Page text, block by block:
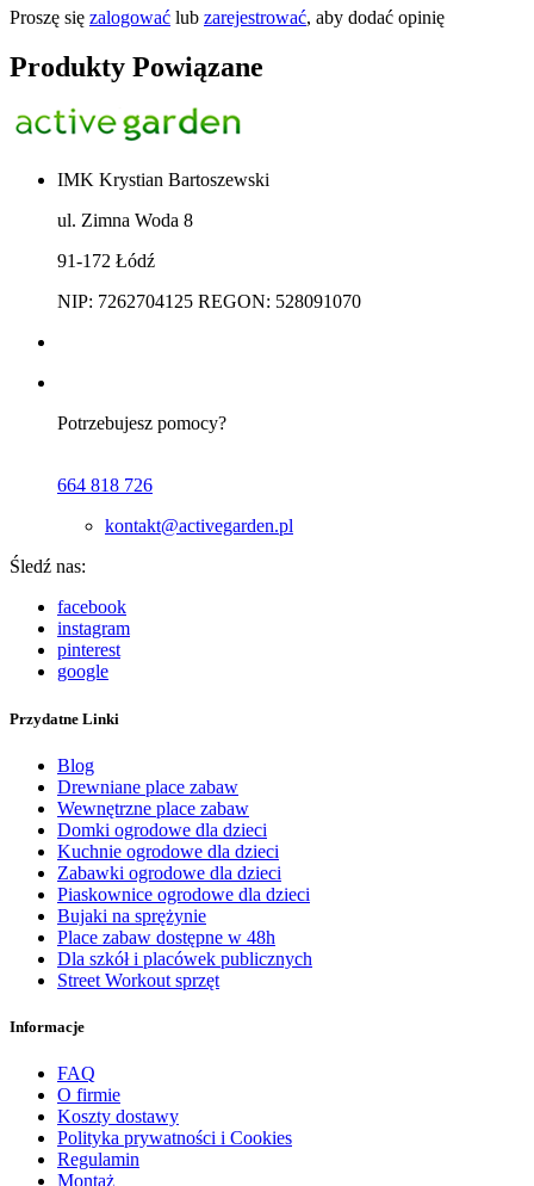
Proszę się zalogować lub zarejestrować, aby dodać opinię
Produkty Powiązane
IMK Krystian Bartoszewski
ul. Zimna Woda 8
91-172 Łódź
NIP: 7262704125 REGON: 528091070
Potrzebujesz pomocy?
664 818 726
kontakt@activegarden.pl
Śledź nas:
facebook
instagram
pinterest
google
Przydatne Linki
Blog
Drewniane place zabaw
Wewnętrzne place zabaw
Domki ogrodowe dla dzieci
Kuchnie ogrodowe dla dzieci
Zabawki ogrodowe dla dzieci
Piaskownice ogrodowe dla dzieci
Bujaki na sprężynie
Place zabaw dostępne w 48h
Dla szkół i placówek publicznych
Street Workout sprzęt
Informacje
FAQ
O firmie
Koszty dostawy
Polityka prywatności i Cookies
Regulamin
Montaż